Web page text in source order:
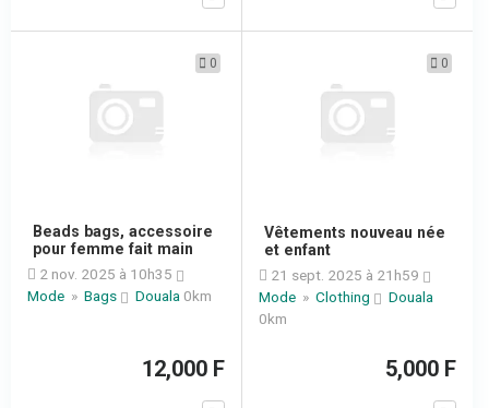
0
Beads bags, accessoire
pour femme fait main
2 nov. 2025 à 10h35
Mode » Bags Douala 0km
12,000 F
0
Vêtements nouveau née
et enfant
21 sept. 2025 à 21h59
Mode » Clothing
Douala
0km
5,000 F